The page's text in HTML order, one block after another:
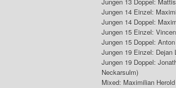
Jungen 13 Doppel:
Jungen 14 Einzel:
Jungen 14 Doppel:
Jungen 15 Einzel:
Jungen 15 Doppel:
Jungen 19 Einzel: Dejan
Jungen 19 Doppel:
Neckarsulm)
Mixed: Maximilian